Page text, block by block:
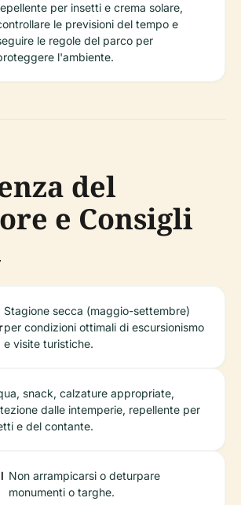
per insetti e crema solare,
le previsioni del tempo e
le regole del parco per
l'ambiente.
del
e Consigli
Stagione secca (maggio-settembre)
per condizioni ottimali di escursionismo
e visite turistiche.
snack, calzature appropriate,
dalle intemperie, repellente per
e del contante.
Non arrampicarsi o deturpare
monumenti o targhe.